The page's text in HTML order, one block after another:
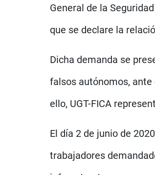
General de la
que se declare la
Dicha demanda se
falsos autónomos, ante
ello, UGT-FICA
El día 2 de junio de
trabajadores